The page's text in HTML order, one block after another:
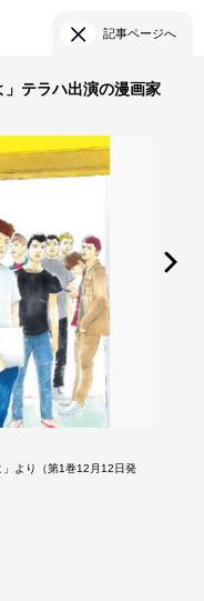
記事ページへ
」テラハ出演の漫画家
より（第1巻12月12日発